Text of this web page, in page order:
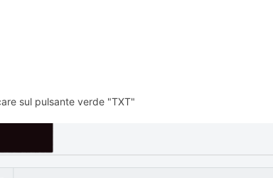
sul pulsante verde "TXT"